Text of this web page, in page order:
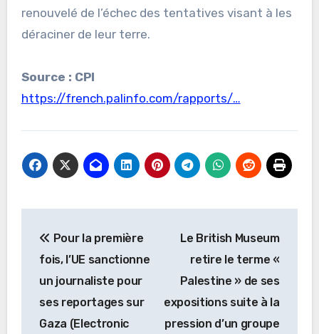
renouvelé de l’échec des tentatives visant à les
déraciner de leur terre.
Source : CPI
https://french.palinfo.com/rapports/…
de
l’article
Pour la première
fois, l’UE sanctionne
un journaliste pour
ses reportages sur
Gaza (Electronic
Le British Museum
retire le terme «
Palestine » de ses
expositions suite à la
pression d’un groupe